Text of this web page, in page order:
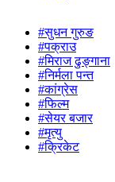
#सुधन गुरुङ
#पक्राउ
#मिराज ढुङ्गाना
#निर्मला पन्त
#कांग्रेस
#फिल्म
#सेयर बजार
#मृत्यु
#क्रिकेट